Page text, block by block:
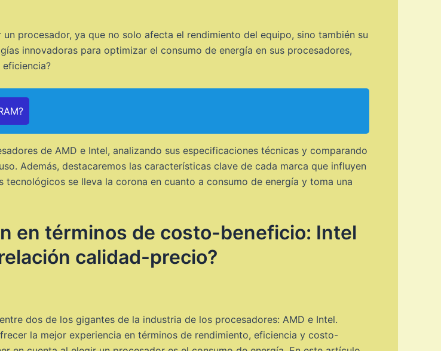
procesador, ya que no solo afecta el rendimiento del equipo, sino también su
innovadoras para optimizar el consumo de energía en sus procesadores,
de AMD e Intel, analizando sus especificaciones técnicas y comparando
Además, destacaremos las características clave de cada marca que influyen
se lleva la corona en cuanto a consumo de energía y toma una
en términos de costo-beneficio: Intel
calidad-precio?
dos de los gigantes de la industria de los procesadores: AMD e Intel.
la mejor experiencia en términos de rendimiento, eficiencia y costo-